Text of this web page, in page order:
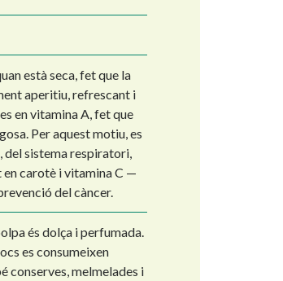
està seca, fet que la
aperitiu, refrescant i
en vitamina A, fet que
Per aquest motiu, es
del sistema respiratori,
en carotè i vitamina C —
del càncer.
és dolça i perfumada.
es consumeixen
conserves, melmelades i